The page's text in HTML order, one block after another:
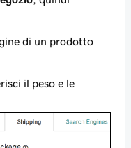
di un prodotto
il peso e le